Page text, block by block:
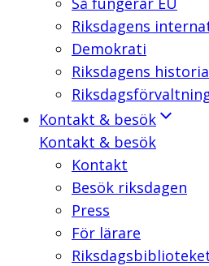
Riksdagens
Demokrati
Riksdagens historia
Kontakt & besök
Kontakt & besök
Kontakt
Besök riksdagen
Press
För lärare